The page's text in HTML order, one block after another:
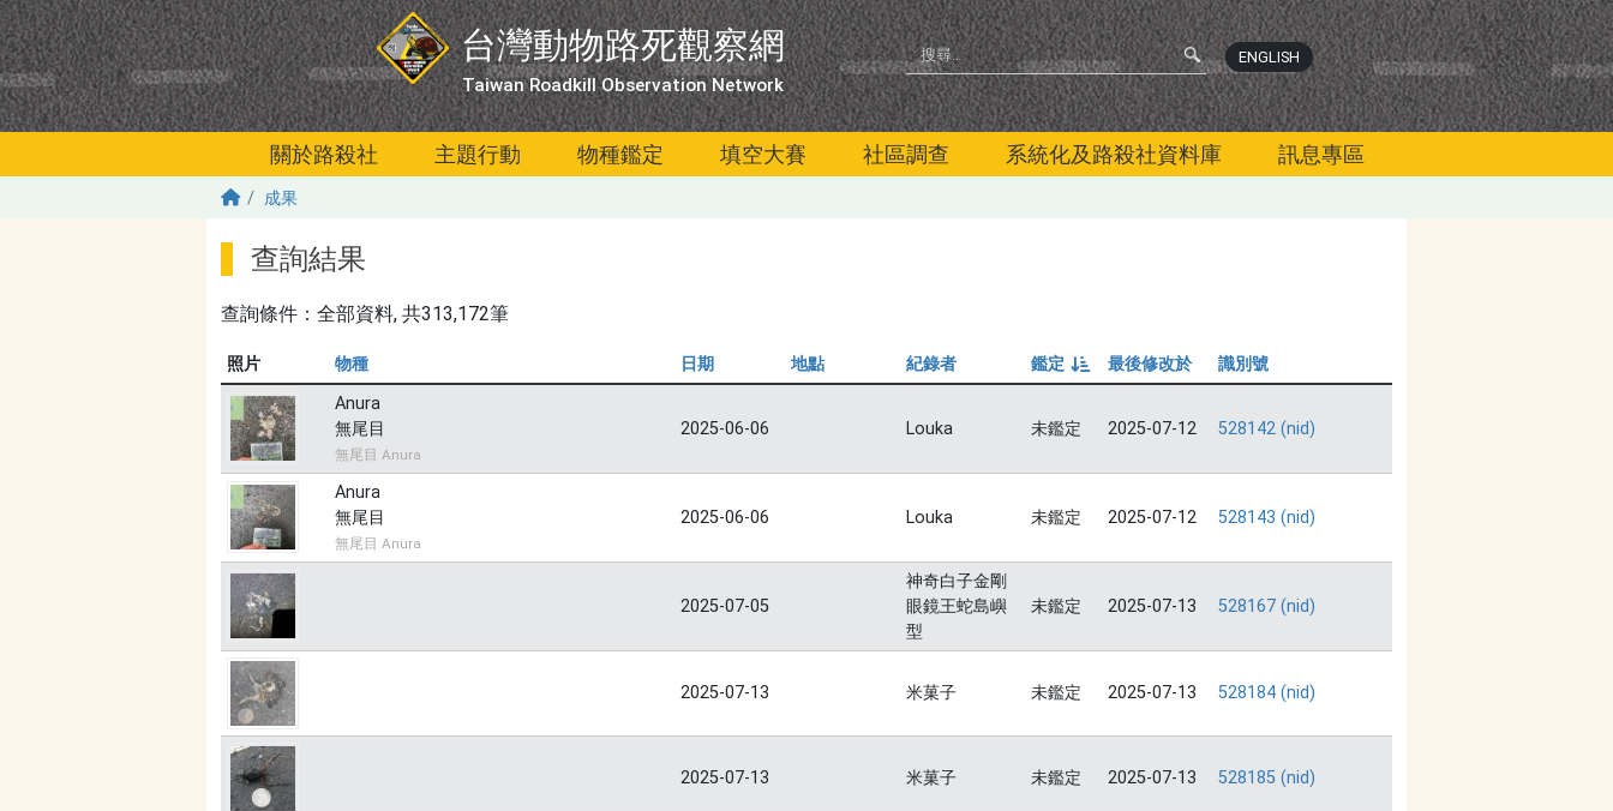
移至主內容
台灣動物路死觀察網
Taiwan Roadkill Observation Network
ENGLISH
關於路殺社 主題行動 物種鑑定 填空大賽 社區調查 系統化及路殺社資料庫 訊息專區
成果
查詢結果
查詢條件： 全部資料, 共313,172筆
照片 物種 日期 地點 紀錄者
鑑定
由小到大
最後修改於
識別號
Anura
無尾目
無尾目 Anura
2025-06-06 Louka 未鑑定 2025-07-12 528142 (nid)
Anura
無尾目
無尾目 Anura
2025-06-06 Louka 未鑑定 2025-07-12 528143 (nid)
2025-07-05
神奇白子金剛
眼鏡王蛇島嶼
型
未鑑定 2025-07-13 528167 (nid)
2025-07-13 米菓子 未鑑定 2025-07-13 528184 (nid)
2025-07-13 米菓子 未鑑定 2025-07-13 528185 (nid)